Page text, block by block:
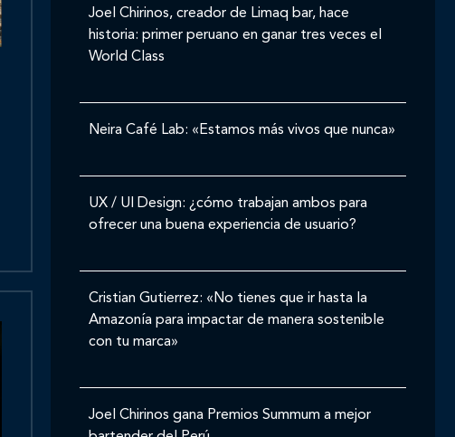
Joel Chirinos, creador de Limaq bar, hace
historia: primer peruano en ganar tres veces el
World Class
Neira Café Lab: «Estamos más vivos que nunca»
UX / UI Design: ¿cómo trabajan ambos para
ofrecer una buena experiencia de usuario?
Cristian Gutierrez: «No tienes que ir hasta la
Amazonía para impactar de manera sostenible
con tu marca»
Joel Chirinos gana Premios Summum a mejor